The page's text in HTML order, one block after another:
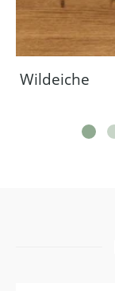
Wildeiche